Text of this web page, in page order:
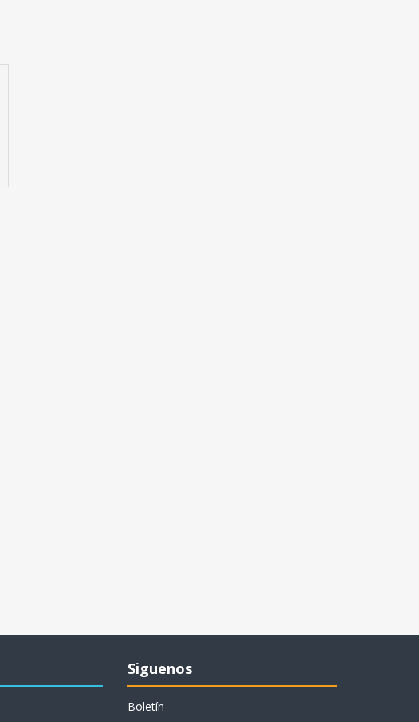
Siguenos
Boletín